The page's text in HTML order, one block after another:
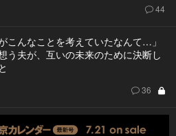
44
がこんなことを考えていたなんて…」
う夫が、互いの未来のために決断し
36